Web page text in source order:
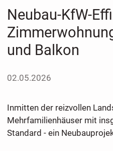
Neubau-KfW-
und Balkon
02.05.2026
Inmitten der reizvollen
Mehrfamilienhäuser mit
Standard - ein